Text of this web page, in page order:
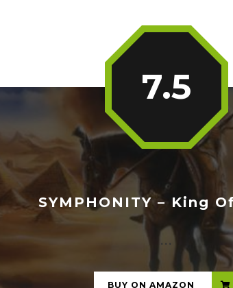
SYMPHONITY – King
7.5
...
BUY ON AMAZON